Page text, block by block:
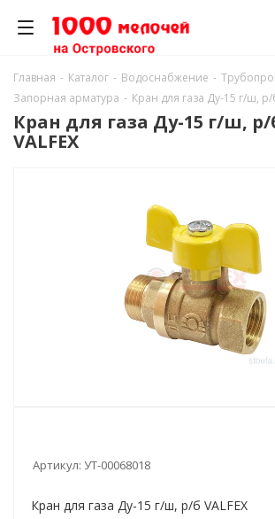
Главная - Каталог - Водоснабжение -
Запорная арматура - Кран для газа Ду-15 г/ш, р/
Кран для газа Ду-15 г/ш, р/
VALFEX
Артикул: УТ-00068018
Кран для газа Ду-15 г/ш, р/б VALFEX